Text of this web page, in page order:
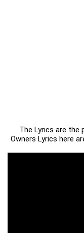
The Lyrics are the
Owners Lyrics here